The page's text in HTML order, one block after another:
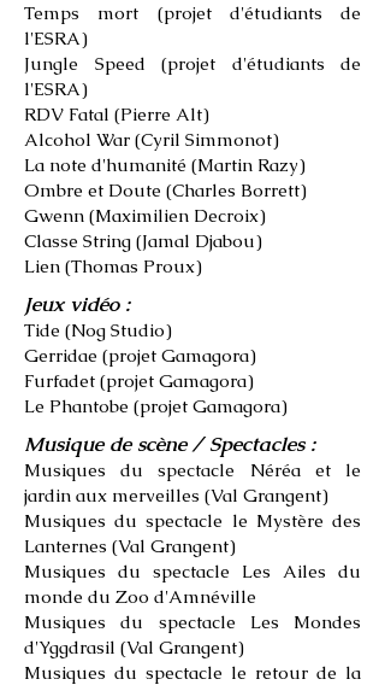
Temps mort (projet d'étudiants de
l'ESRA)
Jungle Speed (projet d'étudiants de
l'ESRA)
RDV Fatal (Pierre Alt)
Alcohol War (Cyril Simmonot)
La note d'humanité (Martin Razy)
Ombre et Doute (Charles Borrett)
Gwenn (Maximilien Decroix)
Classe String (Jamal Djabou)
Lien (Thomas Proux)
Jeux vidéo :
Tide (Nog Studio)
Gerridae (projet Gamagora)
Furfadet (projet Gamagora)
Le Phantobe (projet Gamagora)
Musique de scène / Spectacles :
Musiques du spectacle Néréa et le
jardin aux merveilles (Val Grangent)
Musiques du spectacle le Mystère des
Lanternes (Val Grangent)
Musiques du spectacle Les Ailes du
monde du Zoo d'Amnéville
Musiques du spectacle Les Mondes
d'Yggdrasil (Val Grangent)
Musiques du spectacle le retour de la